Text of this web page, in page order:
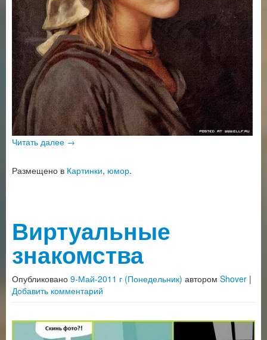
Читать далее →
Размещено в Картинки, юмор.
Виртуальные
знакомства
Опубликовано 9-Май-2011 г (Понедельник) автором Shover |
Добавить комментарий